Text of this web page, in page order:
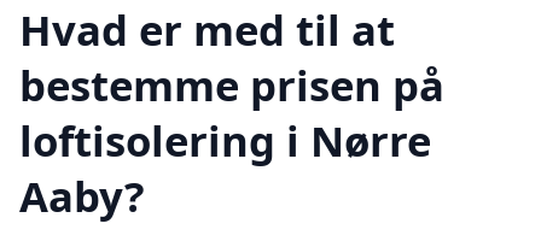
Hvad er med til at
bestemme prisen på
loftisolering i Nørre
Aaby?